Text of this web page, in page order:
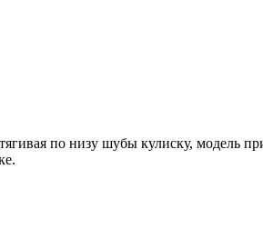
по низу шубы кулиску, модель